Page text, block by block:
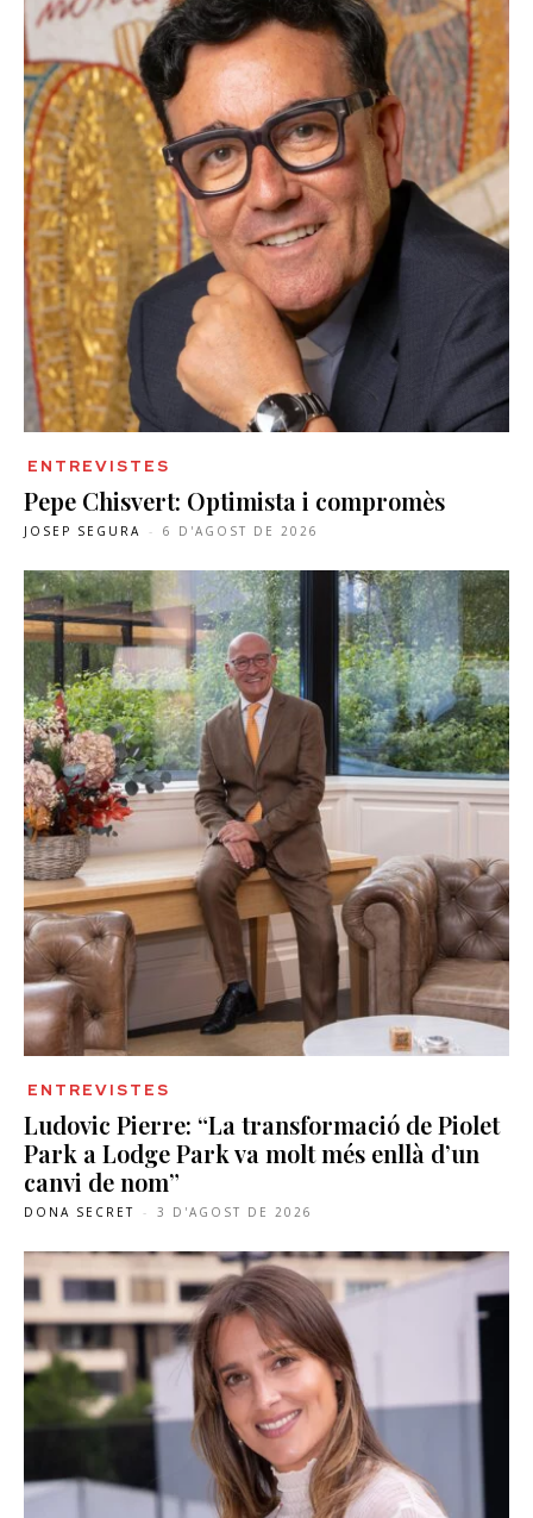
ENTREVISTES
Pepe Chisvert: Optimista i compromès
JOSEP SEGURA - 6 D'AGOST DE 2026
ENTREVISTES
Ludovic Pierre: “La transformació de Piolet
Park a Lodge Park va molt més enllà d’un
canvi de nom”
DONA SECRET - 3 D'AGOST DE 2026